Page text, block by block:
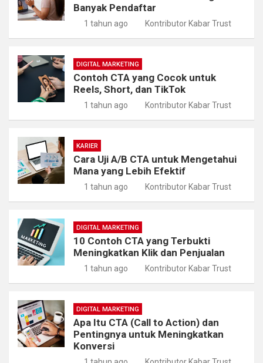
Banyak Pendaftar
1 tahun ago Kontributor Kabar Trust
DIGITAL MARKETING
Contoh CTA yang Cocok untuk
Reels, Short, dan TikTok
1 tahun ago Kontributor Kabar Trust
KARIER
Cara Uji A/B CTA untuk Mengetahui
Mana yang Lebih Efektif
1 tahun ago Kontributor Kabar Trust
DIGITAL MARKETING
10 Contoh CTA yang Terbukti
Meningkatkan Klik dan Penjualan
1 tahun ago Kontributor Kabar Trust
DIGITAL MARKETING
Apa Itu CTA (Call to Action) dan
Pentingnya untuk Meningkatkan
Konversi